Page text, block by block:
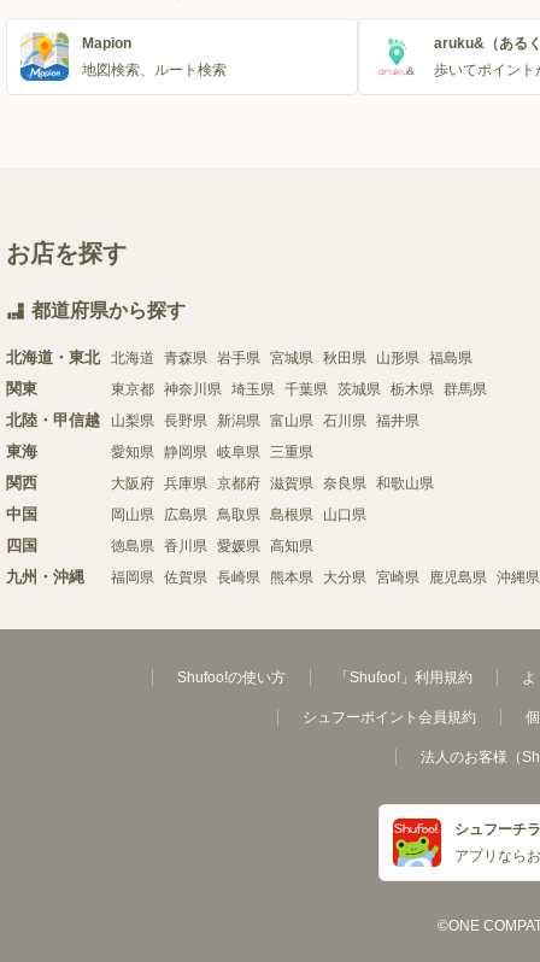
Mapion
地図検索、ルート検索
aruku&（ある
歩いてポイント
お店を探す
都道府県から探す
北海道・東北 北海道 青森県 岩手県 宮城県 秋田県 山形県 福島県
関東 東京都 神奈川県 埼玉県 千葉県 茨城県 栃木県 群馬県
北陸・甲信越 山梨県 長野県 新潟県 富山県 石川県 福井県
東海 愛知県 静岡県 岐阜県 三重県
関西 大阪府 兵庫県 京都府 滋賀県 奈良県 和歌山県
中国 岡山県 広島県 鳥取県 島根県 山口県
四国 徳島県 香川県 愛媛県 高知県
九州・沖縄 福岡県 佐賀県 長崎県 熊本県 大分県 宮崎県 鹿児島県 沖縄県
Shufoo!の使い方 「Shufoo!」利用規約 よ
シュフーポイント会員規約
法人のお客様（
シュフーチ
アプリなら
©ONE